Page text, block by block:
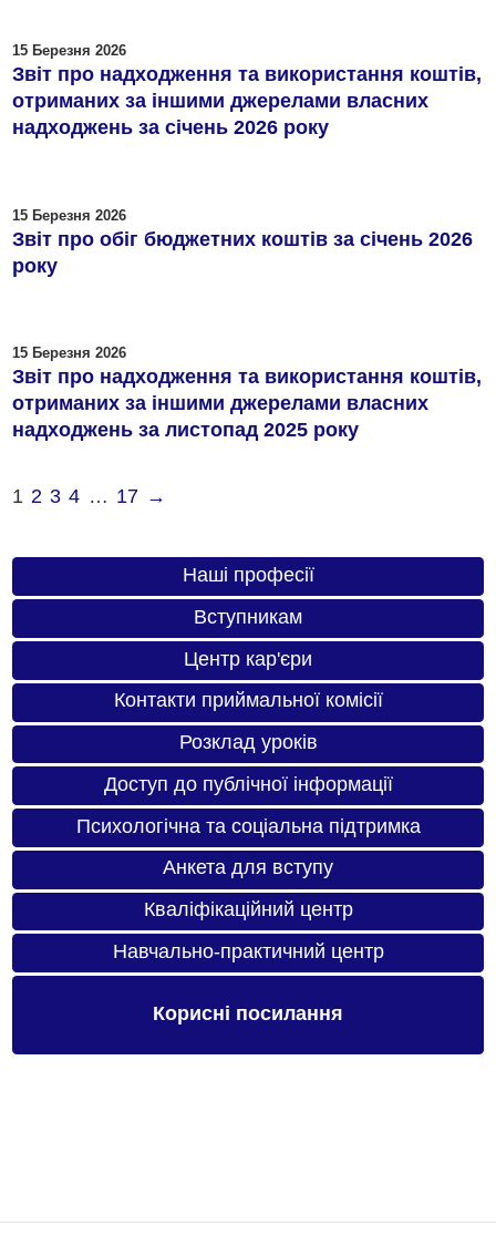
15 Березня 2026
Звіт про надходження та використання коштів,
отриманих за іншими джерелами власних
надходжень за січень 2026 року
15 Березня 2026
Звіт про обіг бюджетних коштів за січень 2026
року
15 Березня 2026
Звіт про надходження та використання коштів,
отриманих за іншими джерелами власних
надходжень за листопад 2025 року
1 2 3 4 … 17 →
Наші професії
Вступникам
Центр кар'єри
Контакти приймальної комісії
Розклад уроків
Доступ до публічної інформації
Психологічна та соціальна підтримка
Анкета для вступу
Кваліфікаційний центр
Навчально-практичний центр
Корисні посилання